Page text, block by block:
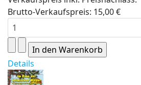
Brutto-Verkaufspreis: 15,00 €
Details